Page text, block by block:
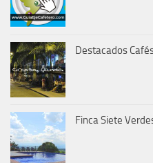
Destacados
Finca Siete